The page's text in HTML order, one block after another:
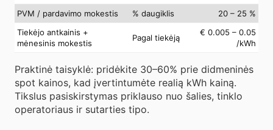
PVM / pardavimo mokestis
% daugiklis
20 – 25 %
Tiekėjo antkainis +
mėnesinis mokestis
Pagal tiekėją
€ 0.005 – 0.05
/kWh
Praktinė taisyklė: pridėkite 30–60% prie didmeninės
spot kainos, kad įvertintumėte realią kWh kainą.
Tikslus pasiskirstymas priklauso nuo šalies, tinklo
operatoriaus ir sutarties tipo.